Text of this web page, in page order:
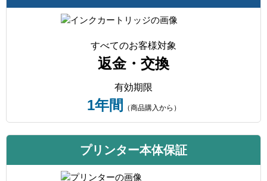
すべてのお客様対象
返金・交換
有効期限
1年間 （商品購入から）
プリンター本体保証